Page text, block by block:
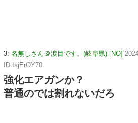
3: 名無しさん＠涙目です。(岐阜県) [NO]
ID:IsjErOY70
強化エアガンか？
普通のでは割れないだろ